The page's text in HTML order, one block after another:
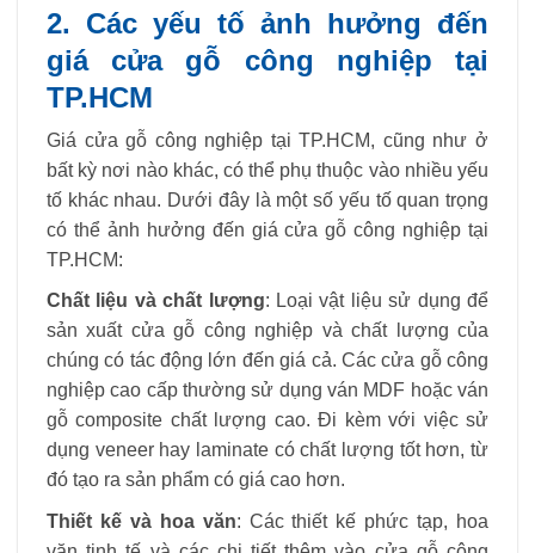
2. Các yếu tố ảnh hưởng đến
giá cửa gỗ công nghiệp tại
TP.HCM
Giá cửa gỗ công nghiệp tại TP.HCM, cũng như ở
bất kỳ nơi nào khác, có thể phụ thuộc vào nhiều yếu
tố khác nhau. Dưới đây là một số yếu tố quan trọng
có thể ảnh hưởng đến giá cửa gỗ công nghiệp tại
TP.HCM:
Chất liệu và chất lượng: Loại vật liệu sử dụng để
sản xuất cửa gỗ công nghiệp và chất lượng của
chúng có tác động lớn đến giá cả. Các cửa gỗ công
nghiệp cao cấp thường sử dụng ván MDF hoặc ván
gỗ composite chất lượng cao. Đi kèm với việc sử
dụng veneer hay laminate có chất lượng tốt hơn, từ
đó tạo ra sản phẩm có giá cao hơn.
Thiết kế và hoa văn: Các thiết kế phức tạp, hoa